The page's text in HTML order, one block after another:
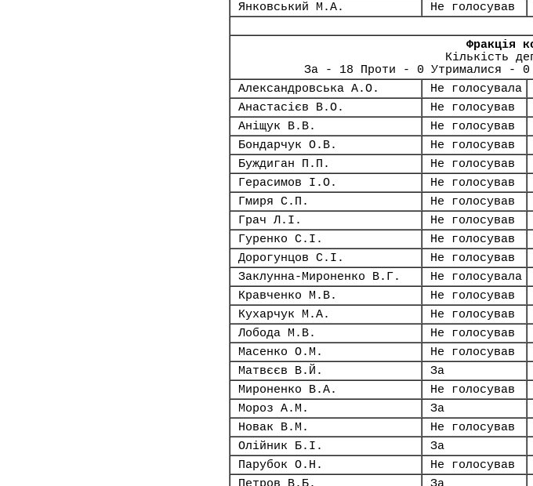
Янковський М.А.
Не голосував
Фракція
Кількість
За - 18 Проти - 0 Утрималися -
Александровська А.О.
Не голосувала
Анастасієв В.О.
Не голосував
Аніщук В.В.
Не голосував
Бондарчук О.В.
Не голосував
Буждиган П.П.
Не голосував
Герасимов І.О.
Не голосував
Гмиря С.П.
Не голосував
Грач Л.І.
Не голосував
Гуренко С.І.
Не голосував
Дорогунцов С.І.
Не голосував
Заклунна-Мироненко В.Г.
Не голосувала
Кравченко М.В.
Не голосував
Кухарчук М.А.
Не голосував
Лобода М.В.
Не голосував
Масенко О.М.
Не голосував
Матвєєв В.Й.
За
Мироненко В.А.
Не голосував
Мороз А.М.
За
Новак В.М.
Не голосував
Олійник Б.І.
За
Парубок О.Н.
Не голосував